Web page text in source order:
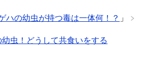
ハの幼虫が持つ毒は一体何！？ 」
虫！どうして共食いをする